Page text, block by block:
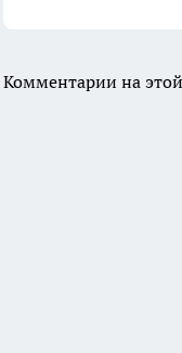
Комментарии на